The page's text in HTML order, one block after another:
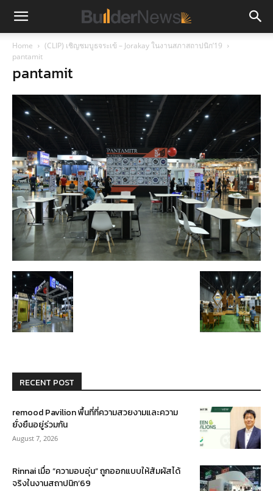
Home
(CLIP) เชิญชมบูธจระเข้ – Jorakay ในงานสภาสถาปนิก’19
pantamit
pantamit
RECENT POST
remood Pavilion พื้นที่ที่ความสวยงามและความ
ยั่งยืนอยู่ร่วมกัน
August 7, 2026
Rinnai เมื่อ “ความอบอุ่น” ถูกออกแบบให้สัมผัสได้
จริงในงานสถาปนิก’69